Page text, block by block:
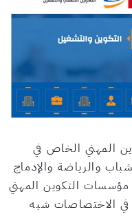
المهني الخاص في
والرياضة والإدماج
التكوين المهني
في الاختصاصات شبه